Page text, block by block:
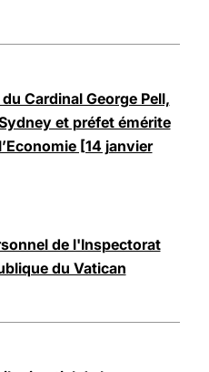
Cardinal George Pell,
et préfet émérite
[14 janvier
de l'Inspectorat
du Vatican